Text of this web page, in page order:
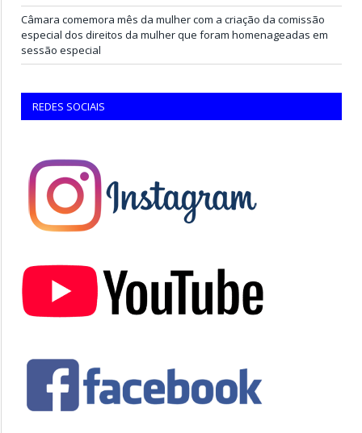
Câmara comemora mês da mulher com a criação da comissão
especial dos direitos da mulher que foram homenageadas em
sessão especial
REDES SOCIAIS